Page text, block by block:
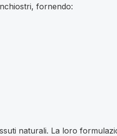
fornendo:
naturali. La loro